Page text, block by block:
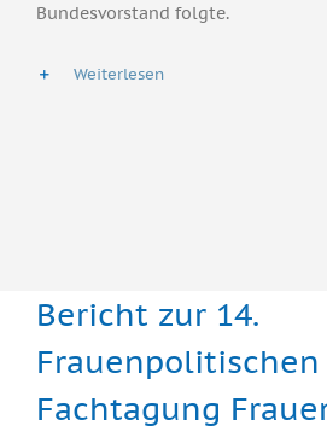
Bundesvorstand folgte.
Weiterlesen
Bericht zur 14.
Frauenpolitischen
Fachtagung